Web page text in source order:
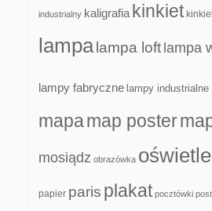
industrialny kaligrafia kinkiet
lampa lampa loft lampa
lampy fabryczne lampy industrialne
mapamap poster
mosiądz obrazówka
papier paris plakat pocztówki